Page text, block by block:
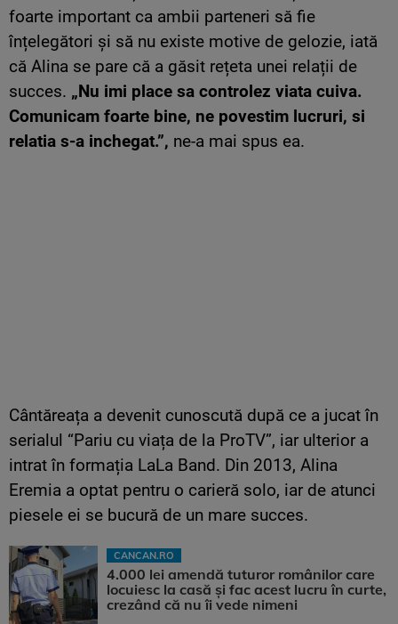
foarte important ca ambii parteneri să fie
înțelegători și să nu existe motive de gelozie, iată
că Alina se pare că a găsit rețeta unei relații de
succes. „Nu imi place sa controlez viata cuiva.
Comunicam foarte bine, ne povestim lucruri, si
relatia s-a inchegat.”, ne-a mai spus ea.
Cântăreața a devenit cunoscută după ce a jucat în
serialul “Pariu cu viața de la ProTV”, iar ulterior a
intrat în formația LaLa Band. Din 2013, Alina
Eremia a optat pentru o carieră solo, iar de atunci
piesele ei se bucură de un mare succes.
CANCAN.RO
4.000 lei amendă tuturor românilor care
locuiesc la casă și fac acest lucru în curte,
crezând că nu îi vede nimeni